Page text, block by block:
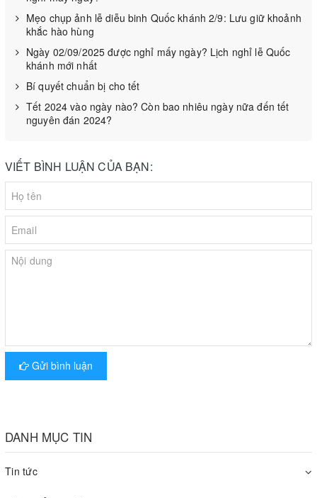
Lạp xưởng được bảo quản tốt nhất bằng máy hút chân
Mẹo bảo quản thực phẩm bằng máy hút chân không
Máy hút chân không Cẩm Nang Toàn Tập
Top 6 máy hút chân không tốt nhất nên dùng
+Có nên mua máy hút chân không thanh lý đã qua sử dụng
hay không?
Mẹo chụp ảnh lễ diễu binh Quốc khánh 2/9: Lưu giữ khoảnh
khắc hào hùng
Ngày 02/09/2025 được nghỉ mấy ngày? Lịch nghỉ lễ Quốc
khánh mới nhất
Bí quyết chuẩn bị cho tết
Tết 2024 vào ngày nào? Còn bao nhiêu ngày nữa đến tết
nguyên đán 2024?
VIẾT BÌNH LUẬN CỦA BẠN:
Gửi bình luận
DANH MỤC TIN
Tin tức